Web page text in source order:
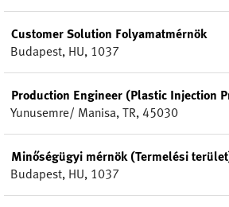
Customer Solution Folyamatmérnök
Budapest, HU, 1037
Production Engineer (Plastic Injection
Yunusemre/ Manisa, TR, 45030
Minőségügyi mérnök (Termelési
Budapest, HU, 1037